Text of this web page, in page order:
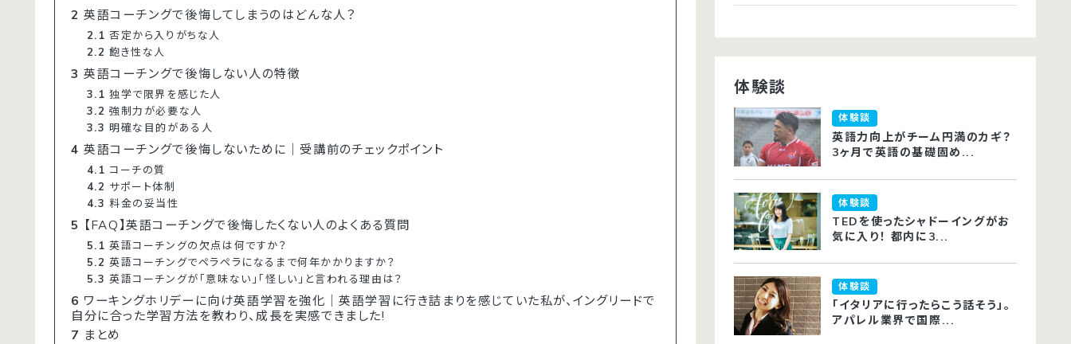
2 英語コーチングで後悔してしまうのはどんな人？
2.1 否定から入りがちな人
2.2 飽き性な人
3 英語コーチングで後悔しない人の特徴
3.1 独学で限界を感じた人
3.2 強制力が必要な人
3.3 明確な目的がある人
4 英語コーチングで後悔しないために｜受講前のチェックポイント
4.1 コーチの質
4.2 サポート体制
4.3 料金の妥当性
5 【FAQ】英語コーチングで後悔したくない人のよくある質問
5.1 英語コーチングの欠点は何ですか？
5.2 英語コーチングでペラペラになるまで何年かかりますか？
5.3 英語コーチングが「意味ない」「怪しい」と言われる理由は？
6 ワーキングホリデーに向け英語学習を強化｜英語学習に行き詰まりを感じていた私が、イングリードで
自分に合った学習方法を教わり、成長を実感できました!
7 まとめ
体験談
体験談
英語力向上がチーム円満のカギ？
3ヶ月で英語の基礎固め...
体験談
TEDを使ったシャドーイングがお
気に入り！ 都内に3...
体験談
「イタリアに行ったらこう話そう」。
アパレル業界で国際...